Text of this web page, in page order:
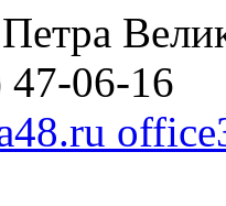
47-06-16